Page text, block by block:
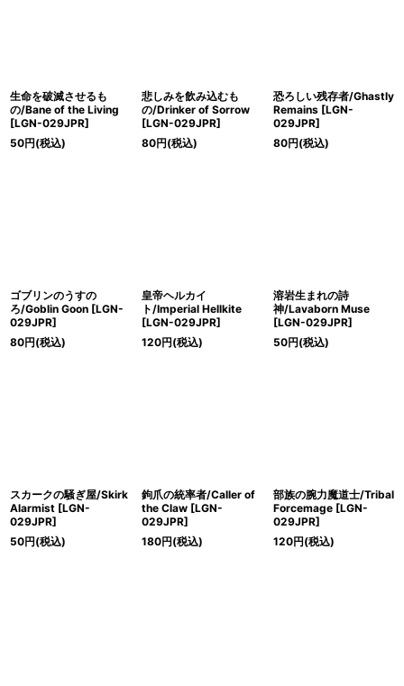
生命を破滅させるも
の/Bane of the Living
[LGN-029JPR]
50円(税込)
悲しみを飲み込むも
の/Drinker of Sorrow
[LGN-029JPR]
80円(税込)
恐ろしい残存者/Ghastly
Remains [LGN-
029JPR]
80円(税込)
ゴブリンのうすの
ろ/Goblin Goon [LGN-
029JPR]
80円(税込)
皇帝ヘルカイ
ト/Imperial Hellkite
[LGN-029JPR]
120円(税込)
溶岩生まれの詩
神/Lavaborn Muse
[LGN-029JPR]
50円(税込)
スカークの騒ぎ屋/Skirk
Alarmist [LGN-
029JPR]
50円(税込)
鉤爪の統率者/Caller of
the Claw [LGN-
029JPR]
180円(税込)
部族の腕力魔道士/Tribal
Forcemage [LGN-
029JPR]
120円(税込)